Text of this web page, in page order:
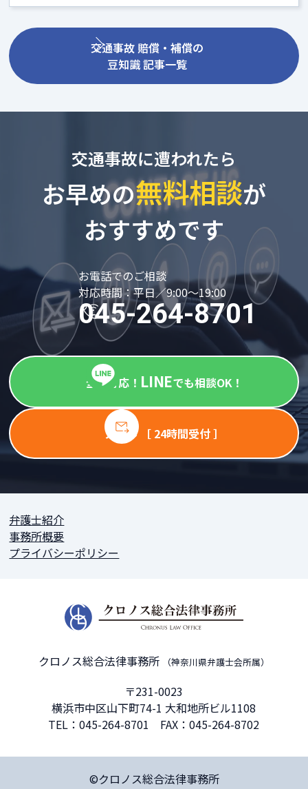
交通事故 賠償・補償の
豆知識 記事一覧
交通事故に遭われたら
お早めの無料相談が
おすすめです
お電話でのご相談
対応時間：平日／9:00～19:00
045-264-8701
全国対応！ LINEでも相談OK！
メール ［ 24時間受付 ］
弁護士紹介
事務所概要
プライバシーポリシー
クロノス総合法律事務所 （神奈川県弁護士会所属）
〒231-0023
横浜市中区山下町74-1 大和地所ビル1108
TEL：045-264-8701 FAX：045-264-8702
©クロノス総合法律事務所